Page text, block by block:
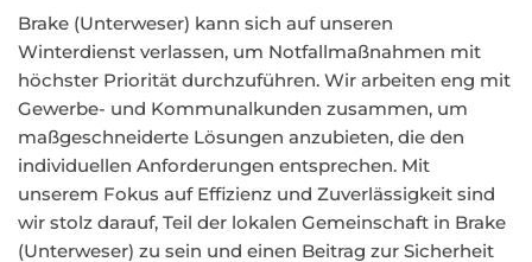
Brake (Unterweser) kann sich auf unseren
Winterdienst verlassen, um Notfallmaßnahmen mit
höchster Priorität durchzuführen. Wir arbeiten eng mit
Gewerbe- und Kommunalkunden zusammen, um
maßgeschneiderte Lösungen anzubieten, die den
individuellen Anforderungen entsprechen. Mit
unserem Fokus auf Effizienz und Zuverlässigkeit sind
wir stolz darauf, Teil der lokalen Gemeinschaft in Brake
(Unterweser) zu sein und einen Beitrag zur Sicherheit